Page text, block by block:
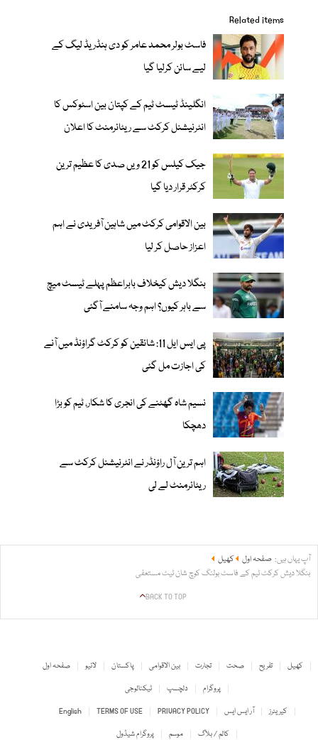
Related items
فاسٹ بولر محمد عامر کو دی ہنڈریڈ لیگ کے
لیے سائن کرلیا گیا
انگلینڈ ٹیسٹ ٹیم کے کپتان بین اسٹوکس کا
انٹرنیشنل کرکٹ سے ریٹائرمنٹ کا اعلان
جیک کیلس کو 21 ویں صدی کا عظیم ترین
کرکٹر قرار دیا گیا
بین الاقوامی کرکٹ میں شاہین آفریدی نے اہم
اعزاز حاصل کر لیا
بنگلا دیش کیخلاف بابراعظم پہلے ٹیسٹ میچ
سے باہر کیوں؟ اہم وجہ سامنے آگئی
پی ایس ایل 11: شائقین کو کرکٹ گراؤنڈ میں آنے
کی اجازت مل گئی
نسیم شاہ گھٹنے کی انجری کا شکار، ٹیم کو بڑا
دھچکا
اہم ترین آل راؤنڈر نے انٹرنیشنل کرکٹ سے
ریٹائرمنٹ لے لی
آپ یہاں ہیں: صفحہ اول
کھیل
بنگلا دیش کرکٹ ٹیم کے فاسٹ بولنگ کوچ شان ٹیٹ مستعفی
BACK TO TOP
صفحہ اول لائیو پاکستان بین الاقوامی تجارت صحت تفریح
کھیل
ٹیکنالوجی
دلچسپ
پروگرام
English
TERMS OF USE PRIVACY POLICY آر ایس ایس
کیریئرز
پروگرام شیڈول
موسم کالم / بلاگ